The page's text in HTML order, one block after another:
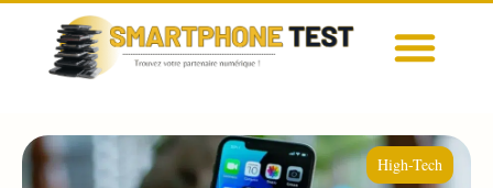
High-Tech